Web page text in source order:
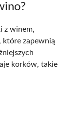
z winem,
, które zapewnią
korków, takie